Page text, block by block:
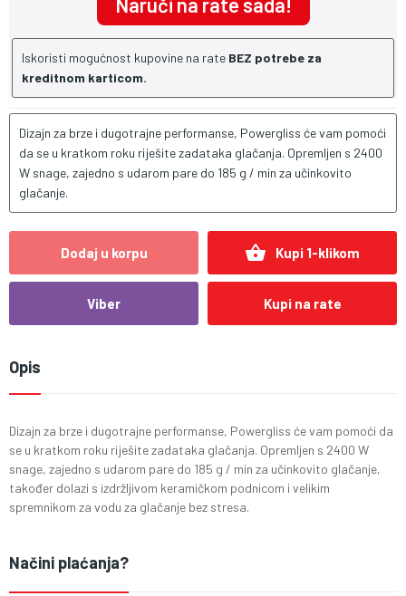
Iskoristi mogućnost kupovine na rate BEZ potrebe za
kreditnom karticom.
Dizajn za brze i dugotrajne performanse, Powergliss će vam pomoći
da se u kratkom roku riješite zadataka glačanja. Opremljen s 2400
W snage, zajedno s udarom pare do 185 g / min za učinkovito
glačanje.
Dodaj u korpu shopping_basket Kupi 1-klikom
Viber Kupi na rate
Opis
Dizajn za brze i dugotrajne performanse, Powergliss će vam pomoći da
se u kratkom roku riješite zadataka glačanja. Opremljen s 2400 W
snage, zajedno s udarom pare do 185 g / min za učinkovito glačanje,
također dolazi s izdržljivom keramičkom podnicom i velikim
spremnikom za vodu za glačanje bez stresa.
Načini plaćanja?